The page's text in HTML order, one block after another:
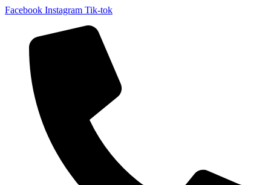
Facebook Instagram Tik-tok